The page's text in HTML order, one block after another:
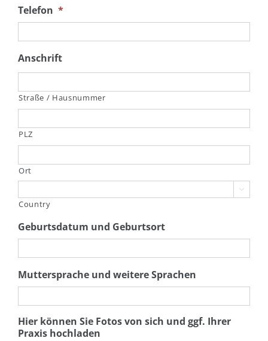
Telefon *
Anschrift
Straße / Hausnummer
PLZ
Ort

Country
Geburtsdatum und Geburtsort
Muttersprache und weitere Sprachen
Hier können Sie Fotos von sich und ggf. Ihrer
Praxis hochladen